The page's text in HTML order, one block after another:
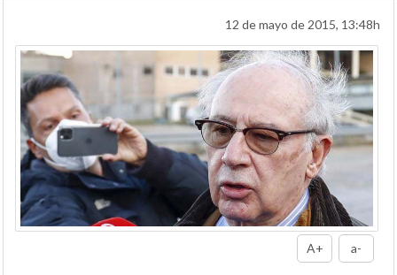
12 de mayo de 2015, 13:48h
A+ a-